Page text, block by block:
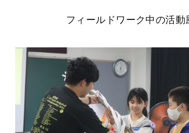
フィールドワーク中の活動